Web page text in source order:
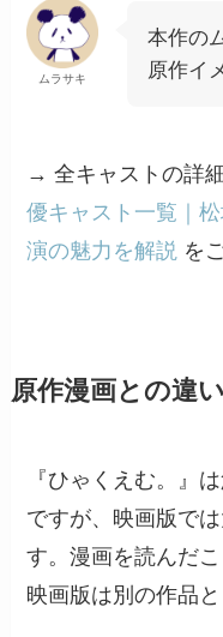
ムラサキ
本作の
原作イ
→ 全キャストの詳
優キャスト一覧｜
演の魅力を解説 を
原作漫画との違い
『ひゃくえむ。』
ですが、映画版で
す。漫画を読んだ
映画版は別の作品と